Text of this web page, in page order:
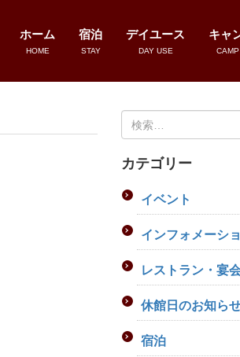
ホーム
HOME
宿泊
STAY
デイユース
DAY USE
キャ
索:
カテゴリー
イベント
インフォメーシ
レストラン・宴
休館日のお知ら
宿泊